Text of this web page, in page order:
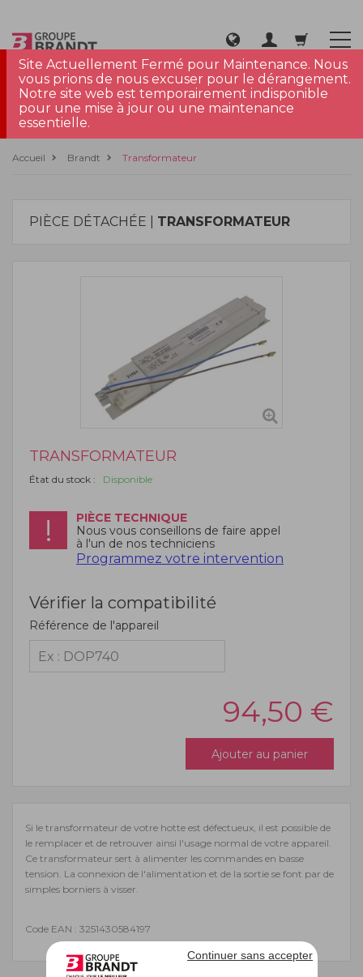
Continuer sans accepter
Site Actuellement Fermé pour Maintenance. Nous
vous prions de nous excuser pour le dérangement.
Notre site web est temporairement indisponible
pour une mise à jour ou une maintenance
essentielle.
Accueil Brandt Transformateur
PIÈCE DÉTACHÉE | TRANSFORMATEUR
TRANSFORMATEUR
État du stock : Disponible
PIÈCE TECHNIQUE
Nous vous conseillons de faire appel
à l'un de nos techniciens
Programmez votre intervention
Vérifier la compatibilité
Référence de l'appareil
94,50 €
Ajouter au panier
Si le transformateur de votre hotte est défectueux, il est possible de
le remplacer et de retrouver ainsi l'usage normal de votre appareil.
Ce transformateur sert à alimenter les commandes en basse
tension. La connexion de l'alimentation et de la sortie se font par de
simples borniers à visser.
Code EAN : 3251430584197